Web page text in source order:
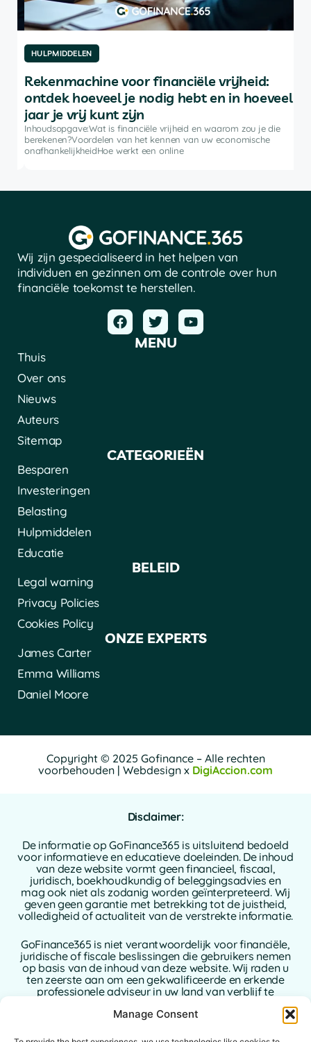
Manage Consent
HULPMIDDELEN
Rekenmachine voor financiële vrijheid:
ontdek hoeveel je nodig hebt en in hoeveel
jaar je vrij kunt zijn
Inhoudsopgave:Wat is financiële vrijheid en waarom zou je die
berekenen?Voordelen van het kennen van uw economische
onafhankelijkheidHoe werkt een online
Wij zijn gespecialiseerd in het helpen van
individuen en gezinnen om de controle over hun
financiële toekomst te herstellen.
MENU
Thuis
Over ons
Nieuws
Auteurs
Sitemap
CATEGORIEËN
Besparen
Investeringen
Belasting
Hulpmiddelen
Educatie
BELEID
Legal warning
Privacy Policies
Cookies Policy
ONZE EXPERTS
James Carter
Emma Williams
Daniel Moore
Copyright © 2025 Gofinance – Alle rechten
voorbehouden | Webdesign x DigiAccion.com
Disclaimer:
De informatie op GoFinance365 is uitsluitend bedoeld
voor informatieve en educatieve doeleinden. De inhoud
van deze website vormt geen financieel, fiscaal,
juridisch, boekhoudkundig of beleggingsadvies en
mag ook niet als zodanig worden geïnterpreteerd. Wij
geven geen garantie met betrekking tot de juistheid,
volledigheid of actualiteit van de verstrekte informatie.
GoFinance365 is niet verantwoordelijk voor financiële,
juridische of fiscale beslissingen die gebruikers nemen
op basis van de inhoud van deze website. Wij raden u
ten zeerste aan om een gekwalificeerde en erkende
professionele adviseur in uw land van verblijf te
betrekking tot uw persoonlijke of zakelijke financiën.